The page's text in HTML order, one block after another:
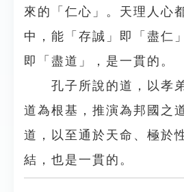
來的「仁心」。天理人心
中，能「存誠」即「盡仁
即「盡道」，是一貫的。
孔子所說的道，以孝弟
道為根基，推演為邦國之
道，以至通於天命、極於
結，也是一貫的。